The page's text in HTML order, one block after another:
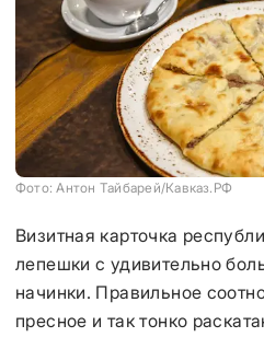
Фото: Антон Тайбарей/Кавказ.РФ
Визитная карточка
лепешки с удивительно
начинки. Правильное
пресное и так тонко